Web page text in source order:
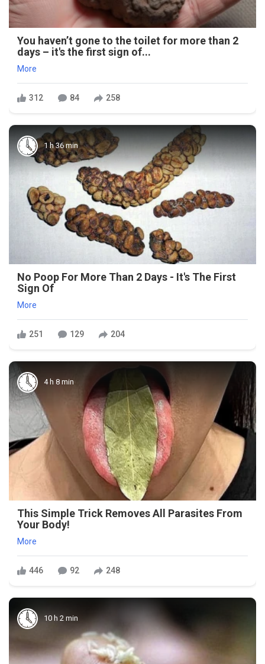
You haven’t gone to the toilet for more than 2
days – it's the first sign of...
More
312 84 258
1 h 36 min
No Poop For More Than 2 Days - It's The First
Sign Of
More
251 129 204
4 h 8 min
This Simple Trick Removes All Parasites From
Your Body!
More
446 92 248
10 h 2 min